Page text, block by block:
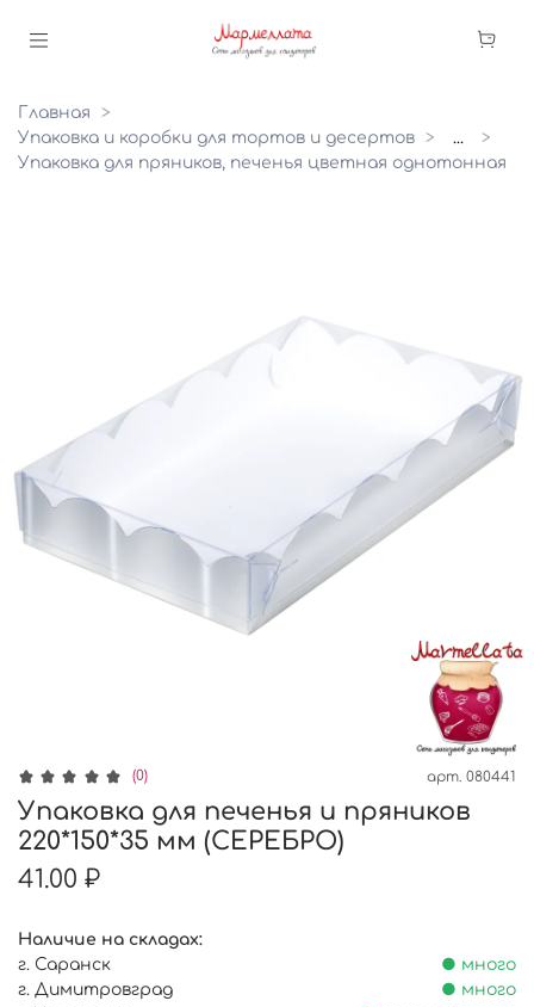
Главная
Упаковка и коробки для тортов и десертов
...
Упаковка для пряников, печенья цветная однотонная
(0) арт. 080441
Упаковка для печенья и пряников
220*150*35 мм (СЕРЕБРО)
41.00 ₽
Наличие на складах:
г. Саранск
● много
г. Димитровград
● много